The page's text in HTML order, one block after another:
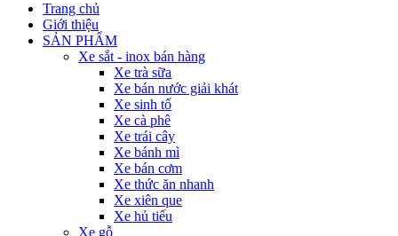
Trang chủ
Giới thiệu
SẢN PHẨM
Xe sắt - inox bán hàng
Xe trà sữa
Xe bán nước giải khát
Xe sinh tố
Xe cà phê
Xe trái cây
Xe bánh mì
Xe bán cơm
Xe thức ăn nhanh
Xe xiên que
Xe hủ tiếu
Xe gỗ